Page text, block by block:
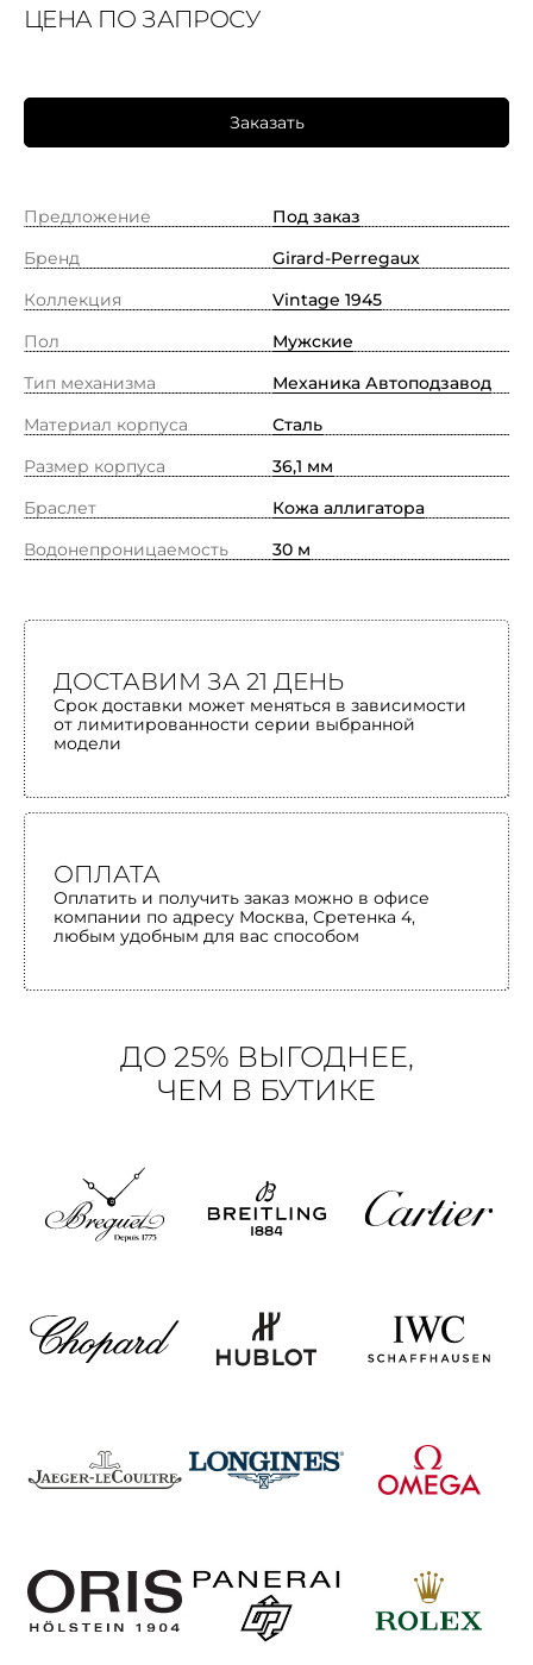
ЦЕНА ПО ЗАПРОСУ
Заказать
Предложение
Под заказ
Бренд
Girard-Perregaux
Коллекция
Vintage 1945
Пол
Мужские
Тип механизма
Механика Автоподзавод
Материал корпуса
Сталь
Размер корпуса
36,1 мм
Браслет
Кожа аллигатора
Водонепроницаемость
30 м
ДОСТАВИМ ЗА 21 ДЕНЬ
Срок доставки может меняться в зависимости
от лимитированности серии выбранной
модели
ОПЛАТА
Оплатить и получить заказ можно в офисе
компании по адресу Москва, Сретенка 4,
любым удобным для вас способом
ДО 25% ВЫГОДНЕЕ,
ЧЕМ В БУТИКЕ